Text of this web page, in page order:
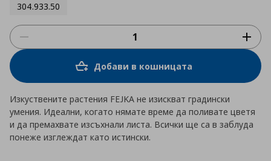
304.933.50
Добави в кошницата
Изкуствените растения FEJKA не изискват градински
умения. Идеални, когато нямате време да поливате цветя
и да премахвате изсъхнали листа. Всички ще са в заблуда
понеже изглеждат като истински.